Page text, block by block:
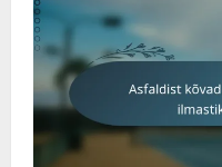
värvivalikud,
jõudlus